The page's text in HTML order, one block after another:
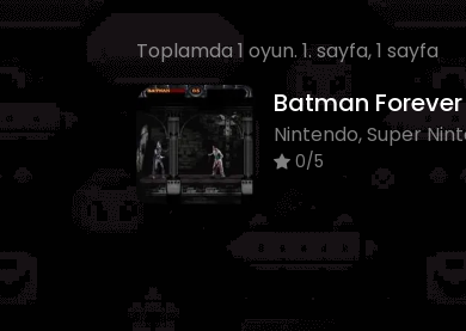
Toplamda 1 oyun. 1. sayfa, 1 sayfa
Batman Forever
Nintendo, Super
0/5